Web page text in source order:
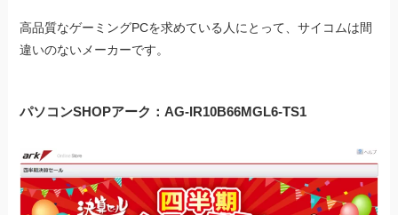
高品質なゲーミングPCを求めている人にとって、サイコムは間
違いのないメーカーです。
パソコンSHOPアーク：AG-IR10B66MGL6-TS1